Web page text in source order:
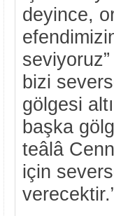
deyince,
bizi
gölgesi
başka
teâlâ
için